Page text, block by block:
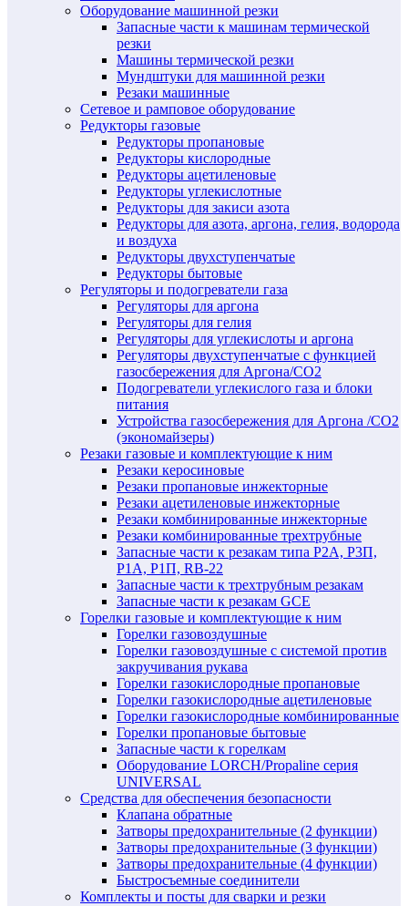
Оборудование машинной резки
Запасные части к машинам термической
резки
Машины термической резки
Мундштуки для машинной резки
Резаки машинные
Сетевое и рамповое оборудование
Редукторы газовые
Редукторы пропановые
Редукторы кислородные
Редукторы ацетиленовые
Редукторы углекислотные
Редукторы для закиси азота
Редукторы для азота, аргона, гелия, водорода
и воздуха
Редукторы двухступенчатые
Редукторы бытовые
Регуляторы и подогреватели газа
Регуляторы для аргона
Регуляторы для гелия
Регуляторы для углекислоты и аргона
Регуляторы двухступенчатые c функцией
газосбережения для Аргона/СО2
Подогреватели углекислого газа и блоки
питания
Устройства газосбережения для Аргона /СО2
(экономайзеры)
Резаки газовые и комплектующие к ним
Резаки керосиновые
Резаки пропановые инжекторные
Резаки ацетиленовые инжекторные
Резаки комбинированные инжекторные
Резаки комбинированные трехтрубные
Запасные части к резакам типа Р2А, Р3П,
Р1А, Р1П, RB-22
Запасные части к трехтрубным резакам
Запасные части к резакам GCE
Горелки газовые и комплектующие к ним
Горелки газовоздушные
Горелки газовоздушные с системой против
закручивания рукава
Горелки газокислородные пропановые
Горелки газокислородные ацетиленовые
Горелки газокислородные комбинированные
Горелки пропановые бытовые
Запасные части к горелкам
Оборудование LORCH/Propaline серия
UNIVERSAL
Средства для обеспечения безопасности
Клапана обратные
Затворы предохранительные (2 функции)
Затворы предохранительные (3 функции)
Затворы предохранительные (4 функции)
Быстросъемные соединители
Комплекты и посты для сварки и резки